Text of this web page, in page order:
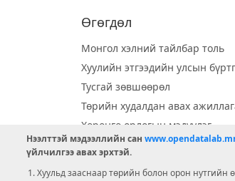
Өгөгдөл
Монгол хэлний тайлбар толь
Хуулийн этгээдийн улсын
Тусгай зөвшөөрөл
Төрийн худалдан авах
Хөрөнгө орлогын мэдүүлэг
Орон нутгийн хөгжлийн сан
Нээлттэй мэдээллийн сан
үйлчилгээ авах эрхтэй.
Хуульд зааснаар төрийн болон орон нутгийн